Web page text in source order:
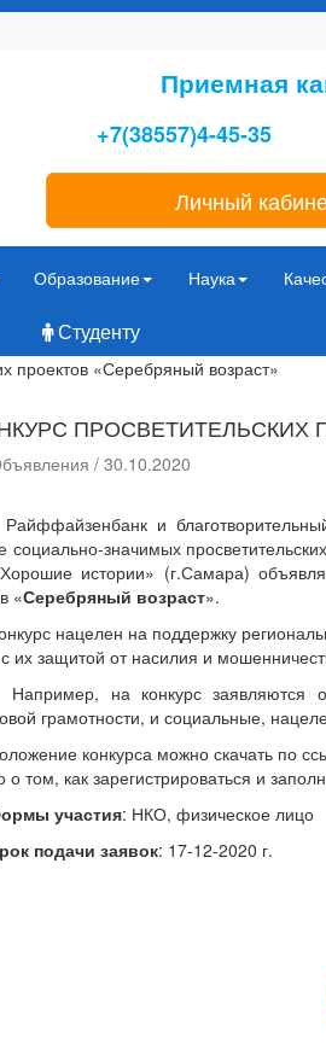
Приемная
+7(38557)4-45-35
Личный
Образование Наука
Студенту
проектов «Серебряный возраст»
ПРОСВЕТИТЕЛЬСКИХ
/ 30.10.2020
и
социально-значимых
истории» (г.Самара)
«Серебряный возраст».
нацелен на поддержку
их защитой от насилия и
на конкурс заявляются
грамотности, и социальные,
конкурса можно скачать по
том, как зарегистрироваться и
участия: НКО, физическое лицо
подачи заявок: 17-12-2020 г.